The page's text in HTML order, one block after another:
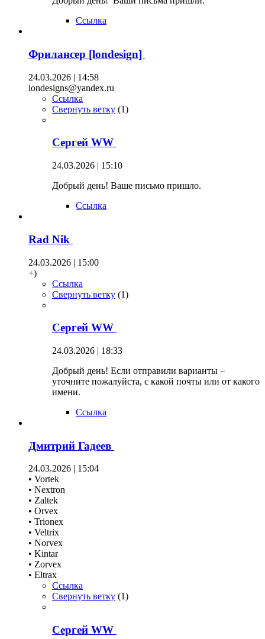
Ссылка
Фрилансер [londesign]
24.03.2026 | 14:58
londesigns@yandex.ru
Ссылка
Свернуть ветку (1)
Сергей WW
24.03.2026 | 15:10
Добрый день! Ваше письмо пришло.
Ссылка
Rad Nik
24.03.2026 | 15:00
+)
Ссылка
Свернуть ветку (1)
Сергей WW
24.03.2026 | 18:33
Добрый день! Если отправили варианты –
уточните пожалуйста, с какой почты или от какого
имени.
Ссылка
Дмитрий Гадеев
24.03.2026 | 15:04
• Vortek
• Nextron
• Zaltek
• Orvex
• Trionex
• Veltrix
• Norvex
• Kintar
• Zorvex
• Eltrax
Ссылка
Свернуть ветку (1)
Сергей WW